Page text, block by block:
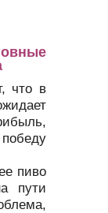
что в
пиво
пути